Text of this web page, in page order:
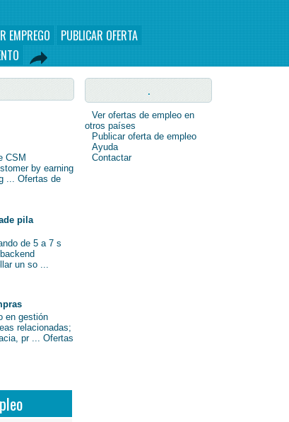
EMPREGO
PUBLICAR OFERTA
CSM
by earning
... Ofertas de
pila
de 5 a 7 s
un so ...
en gestión
relacionadas;
pr ... Ofertas
.
Ver ofertas de empleo en
otros países
Publicar oferta de empleo
Ayuda
Contactar